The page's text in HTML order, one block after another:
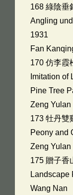
168 綠陰垂
Angling
1931
Fan
170 仿李霞
Imitation of
Pine Tree
Zeng Yulan
173 牡丹雙
Peony and
Zeng Yulan
175 贈子香
Landscape
Wang Nan